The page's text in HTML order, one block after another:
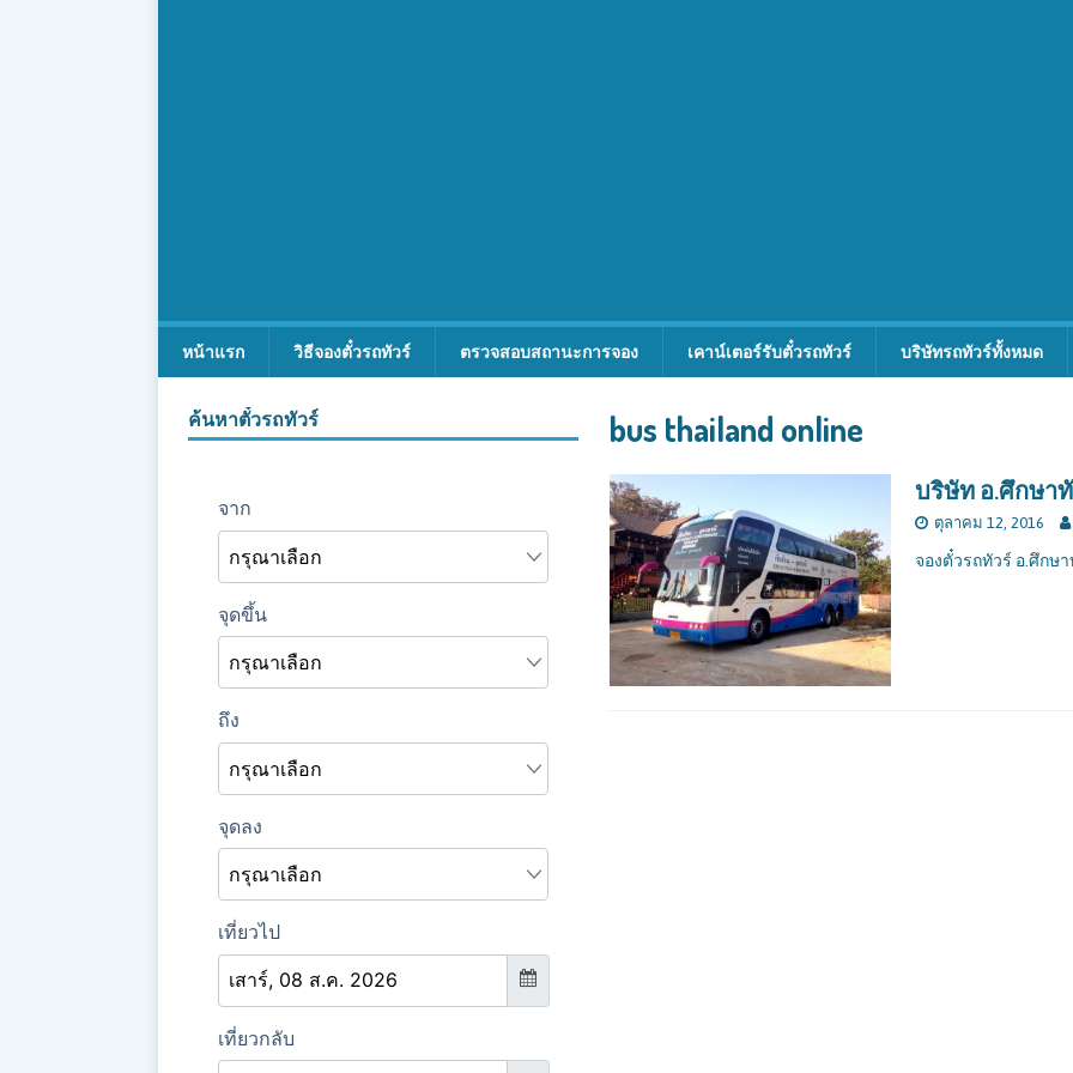
หน้าแรก วิธีจองตั๋วรถทัวร์ ตรวจสอบสถานะการจอง เคาน์เตอร์รับตั๋วรถทัวร์ บริษัทรถทัวร์ทั้งหมด
bus thailand online
บริษัท อ.ศึกษา
ตุลาคม 12, 2016
จองตั๋วรถทัวร์ อ.ศึกษ
ค้นหาตั๋วรถทัวร์